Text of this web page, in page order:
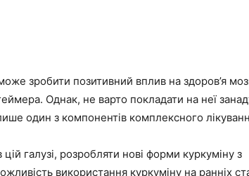
зробити позитивний вплив на здоров’я
Однак, не варто покладати на неї
один з компонентів комплексного
галузі, розробляти нові форми куркуміну з
використання куркуміну на ранніх